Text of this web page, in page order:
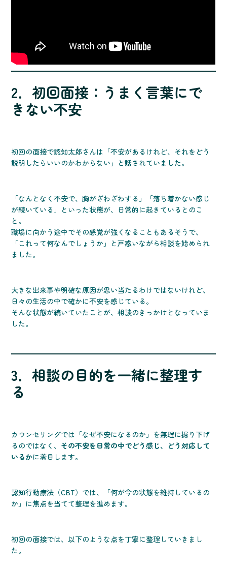
2．初回面接：うまく言葉にで
きない不安
初回の面接で認知太郎さんは「不安があるけれど、それをどう
説明したらいいのかわからない」と話されていました。
「なんとなく不安で、胸がざわざわする」「落ち着かない感じ
が続いている」といった状態が、日常的に起きているとのこ
と。
職場に向かう途中でその感覚が強くなることもあるそうで、
「これって何なんでしょうか」と戸惑いながら相談を始められ
ました。
大きな出来事や明確な原因が思い当たるわけではないけれど、
日々の生活の中で確かに不安を感じている。
そんな状態が続いていたことが、相談のきっかけとなっていま
した。
3．相談の目的を一緒に整理す
る
カウンセリングでは「なぜ不安になるのか」を無理に掘り下げ
るのではなく、 その不安を日常の中でどう感じ、どう対応して
いるかに着目します。
認知行動療法（CBT）では、「何が今の状態を維持しているの
か」に焦点を当てて整理を進めます。
初回の面接では、以下のような点を丁寧に整理していきまし
た。